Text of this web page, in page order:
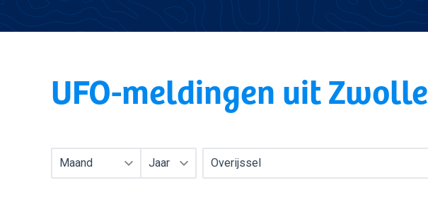
UFO-meldingen uit Zwolle
Maand Jaar Overijssel